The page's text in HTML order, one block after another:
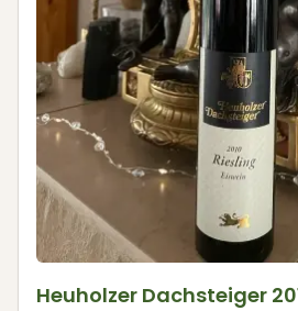
Heuholzer Dachsteiger